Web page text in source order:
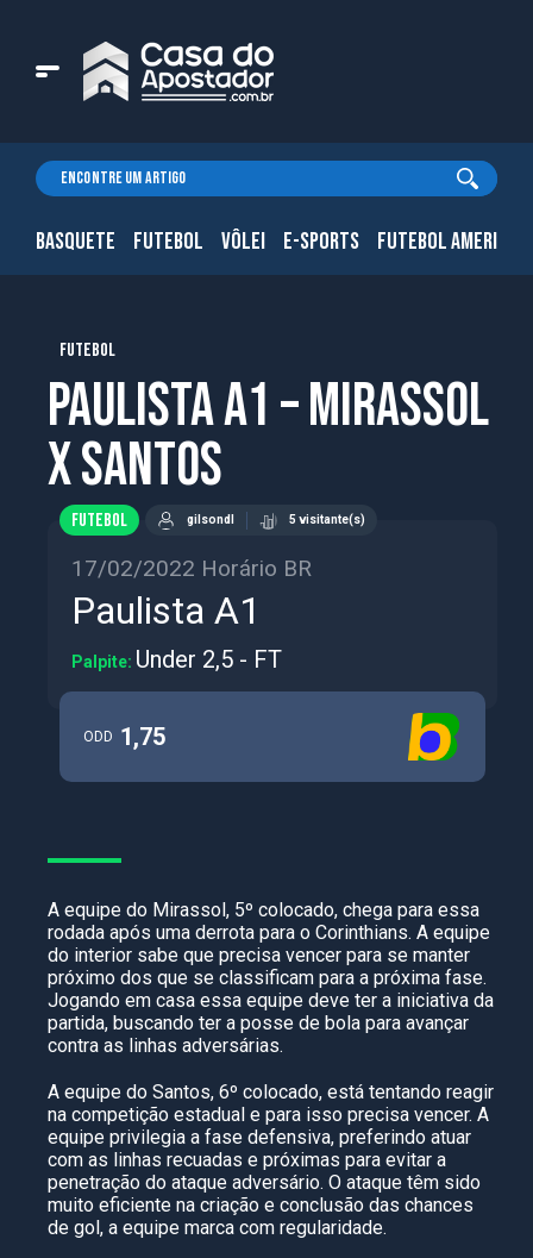
BASQUETE FUTEBOL VÔLEI E-SPORTS FUTEBOL
FUTEBOL
Paulista A1 – Mirassol
x Santos
FUTEBOL gilsondl 5 visitante(s)
17/02/2022 Horário BR
Paulista A1
Palpite: Under 2,5 - FT
ODD 1,75
A equipe do Mirassol, 5º colocado, chega para essa
rodada após uma derrota para o Corinthians. A equipe
do interior sabe que precisa vencer para se manter
próximo dos que se classificam para a próxima fase.
Jogando em casa essa equipe deve ter a iniciativa da
partida, buscando ter a posse de bola para avançar
contra as linhas adversárias.
A equipe do Santos, 6º colocado, está tentando reagir
na competição estadual e para isso precisa vencer. A
equipe privilegia a fase defensiva, preferindo atuar
com as linhas recuadas e próximas para evitar a
penetração do ataque adversário. O ataque têm sido
muito eficiente na criação e conclusão das chances
de gol, a equipe marca com regularidade.